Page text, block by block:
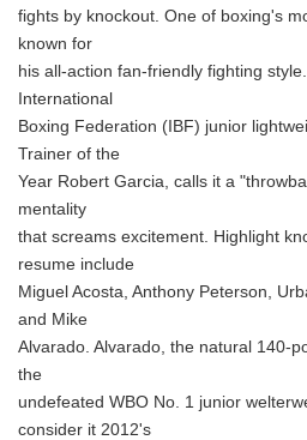
fights by knockout. One of boxing's
known for
his all-action fan-friendly fighting
International
Boxing Federation (IBF) junior
Trainer of the
Year Robert Garcia, calls it a
mentality
that screams excitement. Highlight
resume include
Miguel Acosta, Anthony Peterson,
and Mike
Alvarado. Alvarado, the natural 140-
the
undefeated WBO No. 1 junior
consider it 2012's